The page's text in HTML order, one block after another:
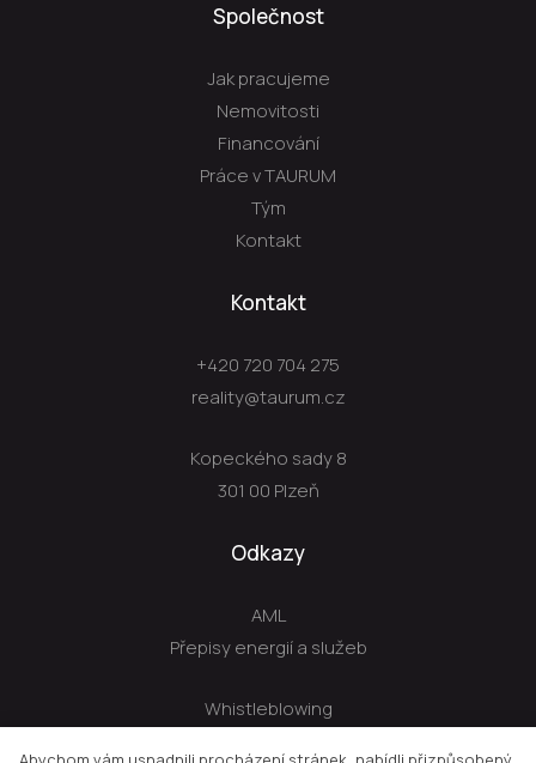
Společnost
Jak pracujeme
Nemovitosti
Financování
Práce v TAURUM
Tým
Kontakt
Kontakt
+420 720 704 275
reality@taurum.cz
Kopeckého sady 8
301 00 Plzeň
Odkazy
AML
Přepisy energií a služeb
Whistleblowing